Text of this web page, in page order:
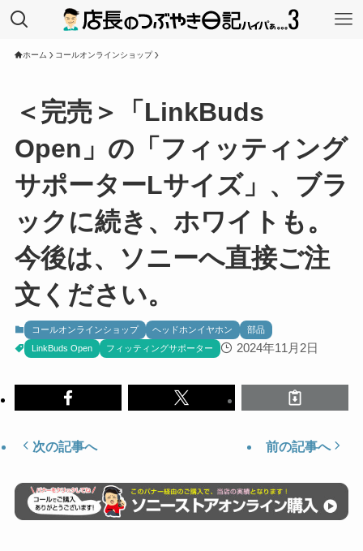
ホーム コールオンラインショップ
＜完売＞「LinkBuds
Open」の「フィッティング
サポーターLサイズ」、ブラ
ックに続き、ホワイトも。
今後は、ソニーへ直接ご注
文ください。
コールオンラインショップ ヘッドホンイヤホン
部品
LinkBuds Open
フィッティングサポーター 2024年11月2日
次の記事へ 前の記事へ